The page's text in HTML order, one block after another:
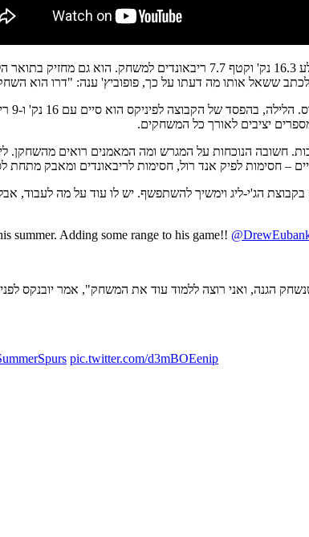
במקביל, יובנקס קיבל דקות משמעותיות בקבוצת הג'י-ליג של סן אנטוניו, אוסטין ספרס, שם שיחק כ-
ששאל אותו מה דעתו על כך, פופוביץ' ענה: "דרו הוא
כך
חשובה הנוכחות על המגרש ומה המאמנים רואים מהשחקן.
חסימות לפיק אנד רול, חסימות לריבאונדים ומאבק מתחת
הג'י-ליג וימשיך להשתפשף. יש לו עוד על מה לעבוד,
summer. Adding some range to his game!!
הגנה, ואני רוצה ללמוד עוד את המשחק", אמר יובנקס
pic.twitter.com/d3mBOEenip